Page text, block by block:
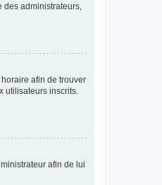
administrateurs,
afin de trouver
utilisateurs inscrits.
afin de lui